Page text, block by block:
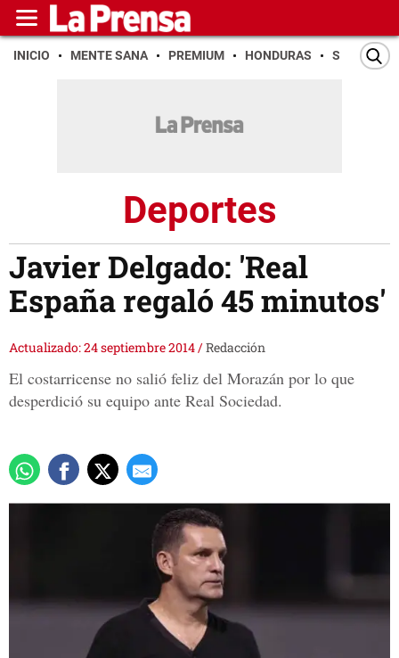
INICIO MENTE SANA PREMIUM HONDURAS SAN PEDRO
Deportes
Javier Delgado: 'Real
España regaló 45 minutos'
Actualizado: 24 septiembre 2014/Redacción
El costarricense no salió feliz del Morazán por lo que
desperdició su equipo ante Real Sociedad.